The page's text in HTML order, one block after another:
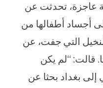
عاجزة، تحدثت عن
أجساد أطفالها من
التي جفت، عن
قالت: “لم يكن
بغداد بحثا عن